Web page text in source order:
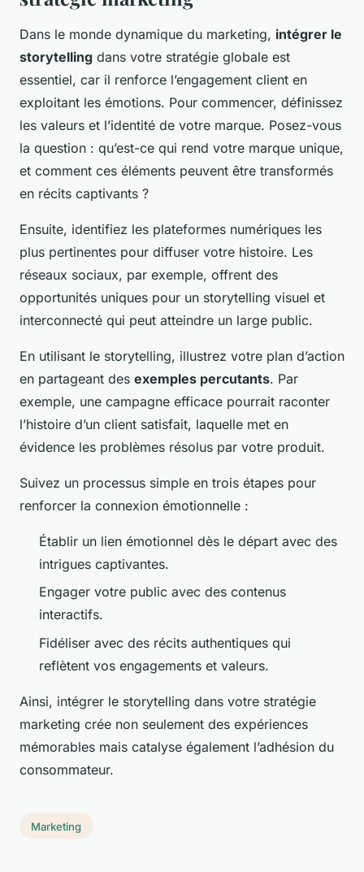
Dans le monde dynamique du marketing, intégrer le
storytelling dans votre stratégie globale est
essentiel, car il renforce l’engagement client en
exploitant les émotions. Pour commencer, définissez
les valeurs et l’identité de votre marque. Posez-vous
la question : qu’est-ce qui rend votre marque unique,
et comment ces éléments peuvent être transformés
en récits captivants ?
Ensuite, identifiez les plateformes numériques les
plus pertinentes pour diffuser votre histoire. Les
réseaux sociaux, par exemple, offrent des
opportunités uniques pour un storytelling visuel et
interconnecté qui peut atteindre un large public.
En utilisant le storytelling, illustrez votre plan d’action
en partageant des exemples percutants. Par
exemple, une campagne efficace pourrait raconter
l’histoire d’un client satisfait, laquelle met en
évidence les problèmes résolus par votre produit.
Suivez un processus simple en trois étapes pour
renforcer la connexion émotionnelle :
Établir un lien émotionnel dès le départ avec des
intrigues captivantes.
Engager votre public avec des contenus
interactifs.
Fidéliser avec des récits authentiques qui
reflètent vos engagements et valeurs.
Ainsi, intégrer le storytelling dans votre stratégie
marketing crée non seulement des expériences
mémorables mais catalyse également l’adhésion du
consommateur.
Marketing